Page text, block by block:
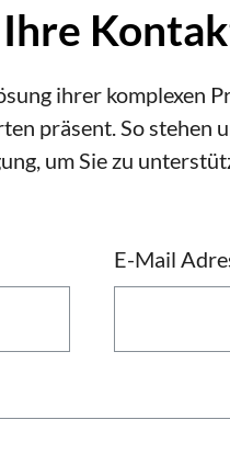
ihrer komplexen
präsent. So stehen
um Sie zu
E-Mail